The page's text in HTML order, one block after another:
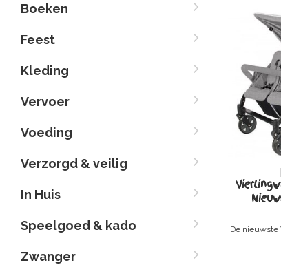
Boeken
Feest
Kleding
Vervoer
Voeding
Verzorgd & veilig
In Huis
Speelgoed & kado
Zwanger
De nieuwste
Altijd